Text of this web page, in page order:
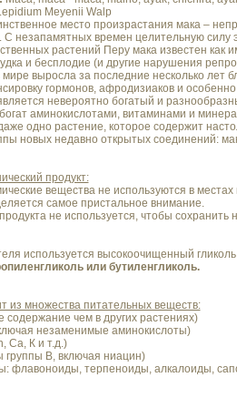
Meyenii Walp
место произрастания мака –
С незапамятных времен целительную силу
растений Перу мака известен как
и бесплодие (и другие нарушения
мире выросла за последние несколько
гормонов, афродизиаков и
невероятно богатый и
аминокислотами, витаминами и
одно растение, которое содержит
новых недавно открытых соединений:
продукт:
вещества не используются в
самое пристальное внимание.
не используется, чтобы сохранить
используется высокоочищенный
или бутиленгликоль.
из множества питательных веществ:
содержание чем в других растениях)
незаменимые аминокислоты)
Ca, К и т.д.)
В, включая ниацин)
флавоноиды, терпеноиды, алкалоиды,